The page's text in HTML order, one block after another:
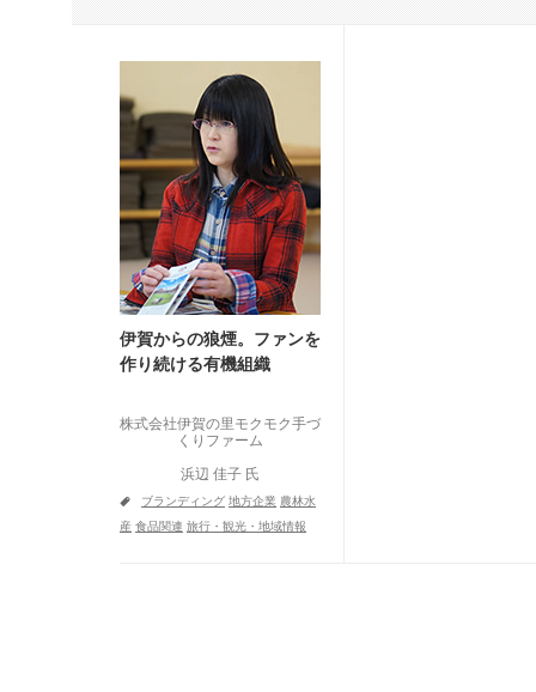
伊賀からの狼煙。ファンを
作り続ける有機組織
株式会社伊賀の里モクモク手づ
くりファーム
浜辺 佳子 氏
a ブランディング 地方企業 農林水
産 食品関連 旅行・観光・地域情報